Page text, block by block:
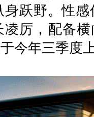
跃野。性感
厉，配备
今年三季度